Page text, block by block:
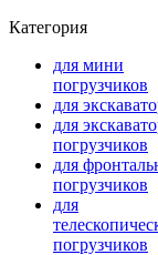
Категория
для мини
погрузчиков
для
для
погрузчиков
для
погрузчиков
для
погрузчиков